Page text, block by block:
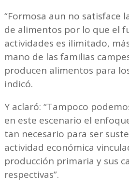
“Formosa aun no satisface
de alimentos por lo que el
actividades es ilimitado,
mano de las familias
producen alimentos para
indicó.
Y aclaró: “Tampoco
en este escenario el
tan necesario para ser
actividad económica
producción primaria y sus
respectivas”.